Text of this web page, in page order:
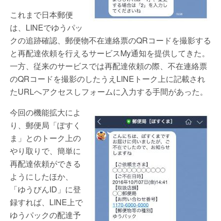
これまで日本郵便
は、LINEでゆうパッ
クの追跡確認、郵便物不在連絡票のQRコードを撮影する
と再配達依頼を行えるサービスMy通知を提供してきた。
一方、従来のサービスでは再配達依頼の際、不在連絡票
のQRコードを撮影のしたうえLINEトーク上に記載され
たURLへアクセスしフォームに入力する手間があった。
今回の機能拡大によ
り、郵便局「ぽすく
ま」とのトーク上の
やり取りで、簡単に
再配達依頼ができる
ようにしたほか、
「ゆうびんID」に登
録すれば、LINE上で
ゆうパックの配達予